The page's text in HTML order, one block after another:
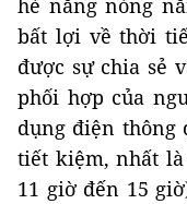
hè nắng nóng
bất lợi về thời
được sự chia sẻ
phối hợp của
dụng điện thông
tiết kiệm, nhất
11 giờ đến 15